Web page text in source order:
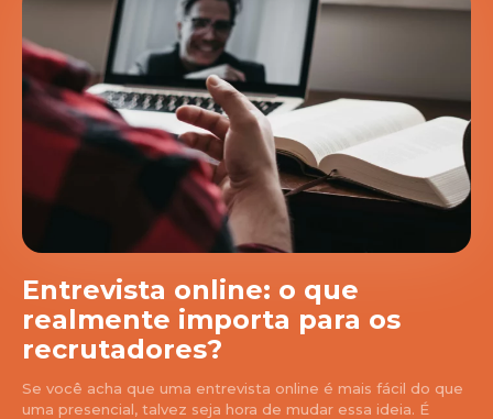
Entrevista online: o que
realmente importa para os
recrutadores?
Se você acha que uma entrevista online é mais fácil do que
uma presencial, talvez seja hora de mudar essa ideia. É